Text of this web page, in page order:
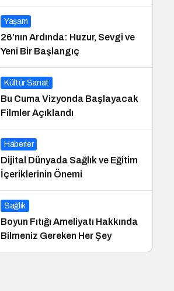
Yaşam
26’nın Ardında: Huzur, Sevgi ve
Yeni Bir Başlangıç
Kültür Sanat
Bu Cuma Vizyonda Başlayacak
Filmler Açıklandı
Haberler
Dijital Dünyada Sağlık ve Eğitim
İçeriklerinin Önemi
Sağlık
Boyun Fıtığı Ameliyatı Hakkında
Bilmeniz Gereken Her Şey